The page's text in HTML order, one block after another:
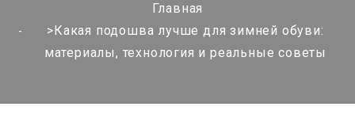
Главная
>Какая подошва лучше для зимней обуви:
материалы, технология и реальные советы